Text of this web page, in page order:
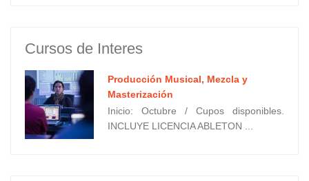
Cursos de Interes
Producción Musical, Mezcla y
Masterización
Inicio: Octubre / Cupos disponibles.
INCLUYE LICENCIA ABLETON ...